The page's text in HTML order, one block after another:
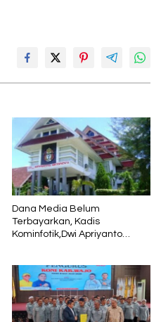
Dana Media Belum
Terbayarkan, Kadis
Kominfotik,Dwi Apriyanto